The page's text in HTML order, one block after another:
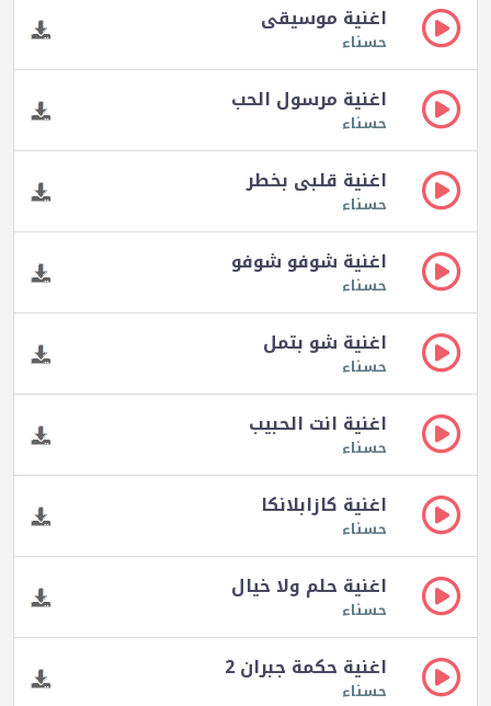
اغنية موسيقى
حسناء
اغنية مرسول الحب
حسناء
اغنية قلبى بخطر
حسناء
اغنية شوفو شوفو
حسناء
اغنية شو بتمل
حسناء
اغنية انت الحبيب
حسناء
اغنية كازابلانكا
حسناء
اغنية حلم ولا خيال
حسناء
اغنية حكمة جبران 2
حسناء